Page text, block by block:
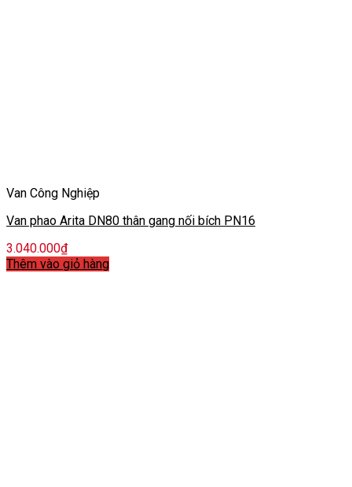
Van Công Nghiệp
Van phao Arita DN80 thân gang nối bích PN16
3.040.000₫
Thêm vào giỏ hàng